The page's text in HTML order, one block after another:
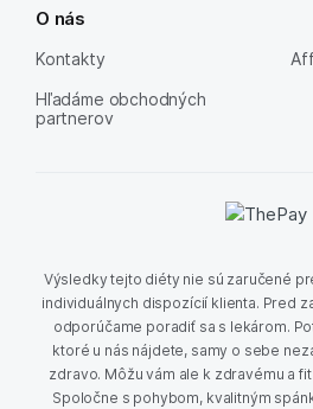
O nás
Kontakty
Hľadáme obchodných
partnerov
Výsledky tejto diéty nie sú zaručené
individuálnych dispozícií klienta. Pred
odporúčame poradiť sa s lekárom.
ktoré u nás nájdete, samy o sebe
zdravo. Môžu vám ale k zdravému a
Spoločne s pohybom, kvalitným